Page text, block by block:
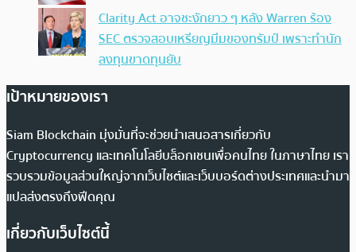
Clarity Act อาจชะงักยาว ๆ หลัง Warren ร้อง
SEC ตรวจสอบเหรียญมีมของทรัมป์ เพราะทำนัก
ลงทุนขาดทุนยับ
เป้าหมายของเรา
Siam Blockchain มุ่งมั่นที่จะช่วยนำเสนอสารเกี่ยวกับ
Cryptocurrency และเทคโนโลยีบล็อกเชนเพื่อคนไทย ในภาษาไทย เรา
รวบรวมข้อมูลส่วนใหญ่จากเว็บไซต์และเว็บบอร์ดต่างประเทศและนำมา
แปลส่งตรงถึงฟีดคุณ
เกี่ยวกับเว็บไซต์นี้